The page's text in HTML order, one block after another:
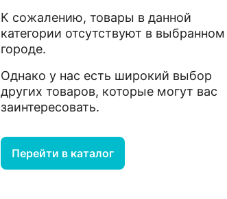
К сожалению, товары в данной
категории отсутствуют в выбранном
городе.
Однако у нас есть широкий выбор
других товаров, которые могут вас
заинтересовать.
Перейти в каталог